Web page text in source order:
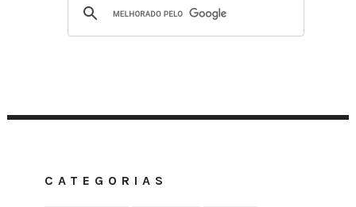
CATEGORIAS